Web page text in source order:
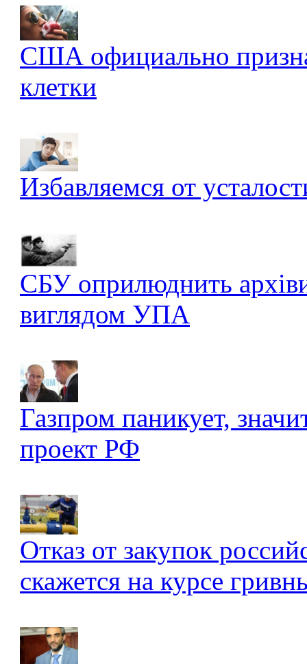
США официально
клетки
Избавляемся от
СБУ оприлюднить
виглядом УПА
Газпром паникует,
проект РФ
Отказ от закупок
скажется на курсе